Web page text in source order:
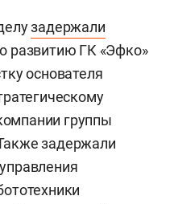
задержали
развитию ГК «Эфко»
основателя
группы
задержали